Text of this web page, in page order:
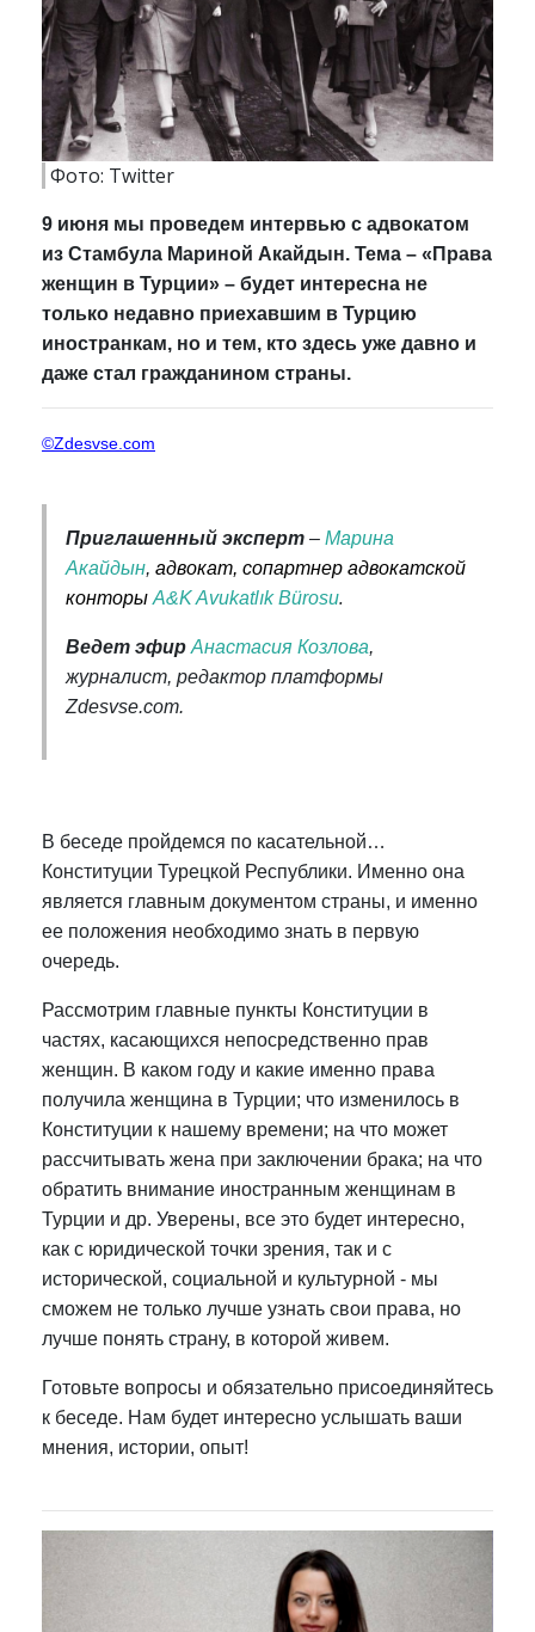
Фото: Twitter
9 июня мы проведем интервью с адвокатом
из Стамбула Мариной Акайдын. Тема – «Права
женщин в Турции» – будет интересна не
только недавно приехавшим в Турцию
иностранкам, но и тем, кто здесь уже давно и
даже стал гражданином страны.
©Zdesvse.com
Приглашенный эксперт – Марина
Акайдын, адвокат, сопартнер адвокатской
конторы A&K Avukatlık Bürosu.
Ведет эфир Анастасия Козлова,
журналист, редактор платформы
Zdesvse.com.
В беседе пройдемся по касательной…
Конституции Турецкой Республики. Именно она
является главным документом страны, и именно
ее положения необходимо знать в первую
очередь.
Рассмотрим главные пункты Конституции в
частях, касающихся непосредственно прав
женщин. В каком году и какие именно права
получила женщина в Турции; что изменилось в
Конституции к нашему времени; на что может
рассчитывать жена при заключении брака; на что
обратить внимание иностранным женщинам в
Турции и др. Уверены, все это будет интересно,
как с юридической точки зрения, так и с
исторической, социальной и культурной - мы
сможем не только лучше узнать свои права, но
лучше понять страну, в которой живем.
Готовьте вопросы и обязательно присоединяйтесь
к беседе. Нам будет интересно услышать ваши
мнения, истории, опыт!